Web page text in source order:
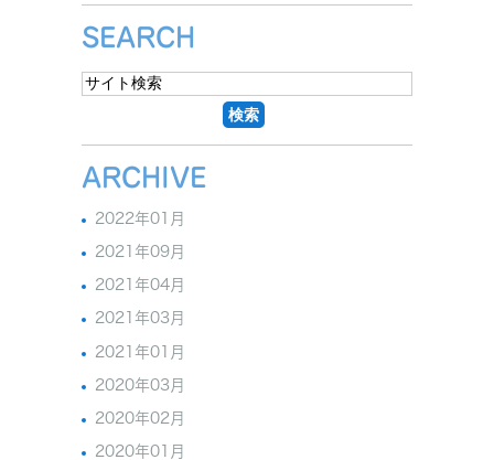
SEARCH
ARCHIVE
2022年01月
2021年09月
2021年04月
2021年03月
2021年01月
2020年03月
2020年02月
2020年01月